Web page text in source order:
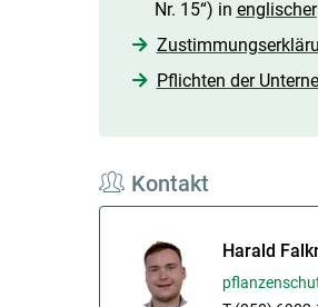
Nr. 15“) in englischer
Pflichten der
Kontakt
Harald